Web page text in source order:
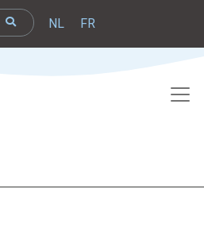
NL FR